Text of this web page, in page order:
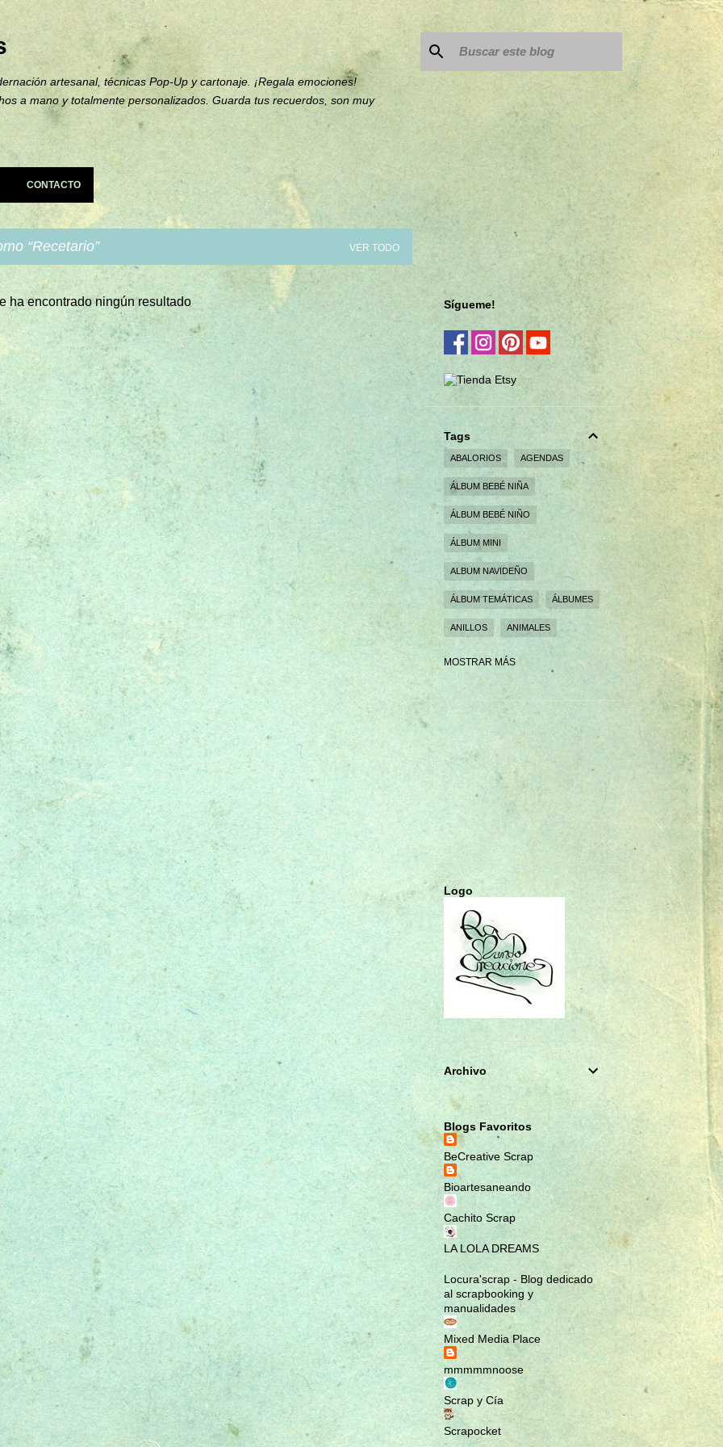
Ir al contenido principal
artesanal, técnicas Pop-Up y cartonaje. ¡Regala emociones!
a mano y totalmente personalizados. Guarda tus recuerdos, son muy
CONTACTO
Recetario VER TODO
ha encontrado ningún resultado Sígueme!
Tags
ABALORIOS AGENDAS
ÁLBUM BEBÉ NIÑA
ÁLBUM BEBÉ NIÑO
ÁLBUM MINI
ALBUM NAVIDEÑO
ÁLBUM TEMÁTICAS ÁLBUMES
ANILLOS ANIMALES
BODAS BROCHES
CAJA EXPLOSIVA
CAJAS PERSONALIZADAS
CHARMS COLGANTES
COMUNIÓN CUADERNOS A5
CUMPLEAÑOS DECOUPAGE
DIARIO SECRETO DIARIOS
ESTRELLA FOTO ALBUM
FOTOGRAFÍA
HAUL DE COMPRAS INFANTIL
LIBRETAS A6
LIBRO DE FIRMAS
LIBRO DE FIRMAS PRIMERA COMUNIÓN
LIBRO DE FIRMAS Y ALBUM DE FOTOS
LIFESTYLE
LLAMADOR DE ÁNGELES
MARCAPÁGINAS MASCOTAS
MINI ÁLBUM
MINI ÁLBUM MALETÍN; ROMA
NOTEBOOK PENDIENTES
PULSERAS
RA MUNDO CREACIONES
RAMUNDOCREACIONES
RECETARIO
REGALA EMOCIONES
REGALOS NAVIDEÑOS
REGALOS ORIGINALES
SCRAP SCRAPBOOK
MOSTRAR MÁS
Logo
Archivo
Blogs Favoritos
BeCreative Scrap
Bioartesaneando
Cachito Scrap
LA LOLA DREAMS
Locura'scrap - Blog dedicado
al scrapbooking y
manualidades
Mixed Media Place
mmmmmnoose
Scrap y Cía
Scrapocket